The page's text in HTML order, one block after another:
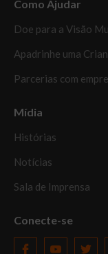
Como Ajudar
Doe para a Visão
Apadrinhe uma
Parcerias com
Mídia
Histórias
Notícias
Sala de Imprensa
Conecte-se